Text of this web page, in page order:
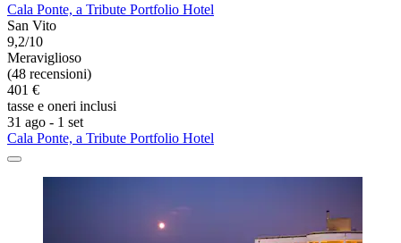
Cala Ponte, a Tribute Portfolio Hotel
San Vito
9,2/10
Meraviglioso
(48 recensioni)
401 €
tasse e oneri inclusi
31 ago - 1 set
Cala Ponte, a Tribute Portfolio Hotel